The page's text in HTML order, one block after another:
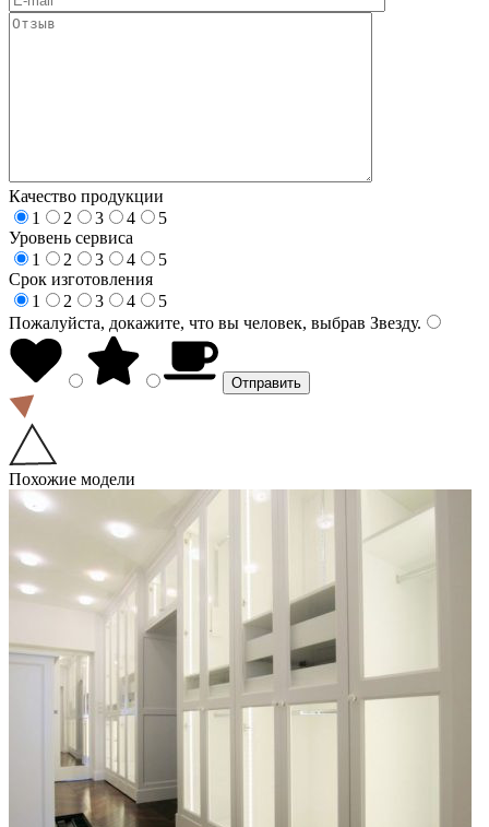
Качество продукции
1
2 3 4
5
Уровень сервиса
1
2 3 4
5
Срок изготовления
1
2 3 4
5
Пожалуйста, докажите, что вы человек, выбрав Звезду.
Похожие модели